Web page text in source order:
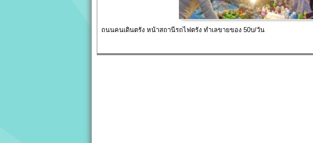
ถนนคนเดินตรัง หน้าสถานีรถไฟตรัง ทำเลขายของ 50บ/วัน